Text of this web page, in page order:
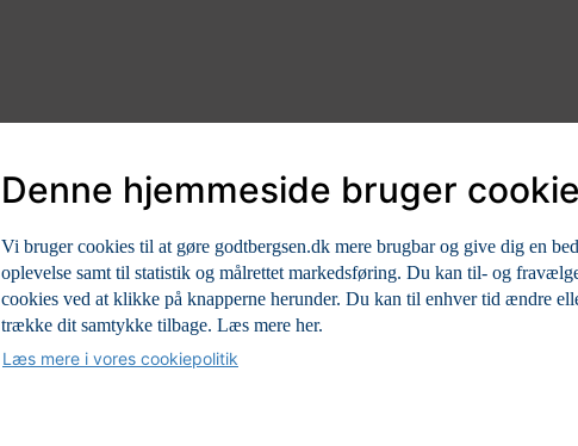
Denne hjemmeside bruger
Vi bruger cookies til at gøre godtbergsen.dk mere brugbar og give dig en
oplevelse samt til statistik og målrettet markedsføring. Du kan til- og
cookies ved at klikke på knapperne herunder. Du kan til enhver tid ændre
trække dit samtykke tilbage. Læs mere her.
Læs mere i vores cookiepolitik